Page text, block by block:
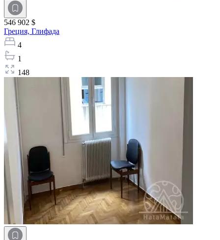
546 902 $
Греция, Глифада
4
1
148